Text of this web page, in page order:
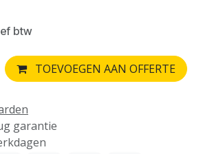
btw
TOEVOEGEN AAN OFFERTE
garantie